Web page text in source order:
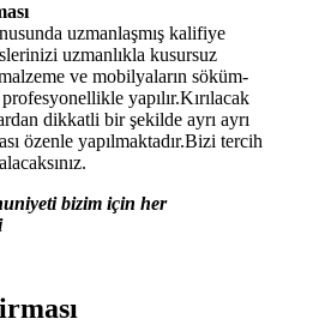
uzmanlaşmış kalifiye
uzmanlıkla kusursuz
ve mobilyaların söküm-
yapılır.Kırılacak
dikkatli bir şekilde ayrı ayrı
özenle yapılmaktadır.Bizi tercih
bizim için her